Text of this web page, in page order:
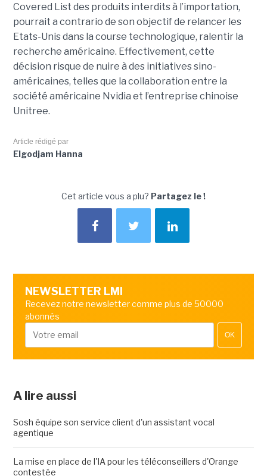
Covered List des produits interdits à l’importation,
pourrait a contrario de son objectif de relancer les
Etats-Unis dans la course technologique, ralentir la
recherche américaine. Effectivement, cette
décision risque de nuire à des initiatives sino-
américaines, telles que la collaboration entre la
société américaine Nvidia et l’entreprise chinoise
Unitree.
Article rédigé par
Elgodjam Hanna
Cet article vous a plu? Partagez le !
NEWSLETTER LMI
Recevez notre newsletter comme plus de 50000
abonnés
OK
A lire aussi
Sosh équipe son service client d'un assistant vocal
agentique
La mise en place de l'IA pour les téléconseillers d'Orange
contestée